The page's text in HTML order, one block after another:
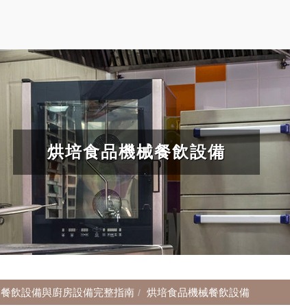
烘培食品機械餐飲設備
餐飲設備與廚房設備完整指南 烘培食品機械餐飲設備